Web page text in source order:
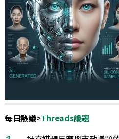
每日熱議>
Threads議題